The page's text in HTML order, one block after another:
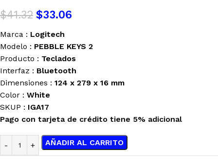
$41.32 $33.06
Marca : Logitech
Modelo : PEBBLE KEYS 2
Producto : Teclados
Interfaz : Bluetooth
Dimensiones : 124 x 279 x 16 mm
Color : White
SKUP : IGA17
Pago con tarjeta de crédito tiene 5% adicional
AÑADIR AL CARRITO